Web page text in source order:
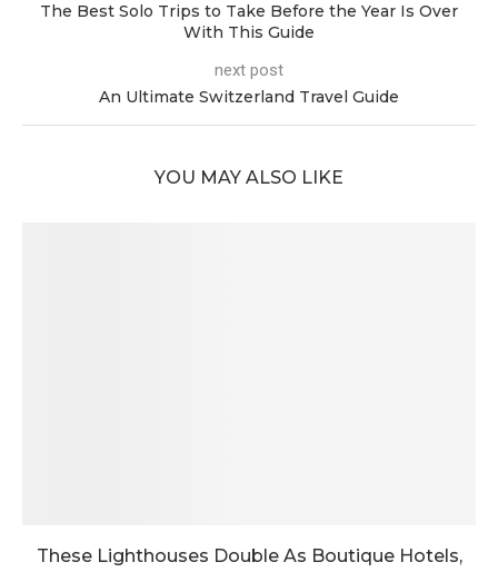
The Best Solo Trips to Take Before the Year Is Over
With This Guide
next post
An Ultimate Switzerland Travel Guide
YOU MAY ALSO LIKE
These Lighthouses Double As Boutique Hotels,